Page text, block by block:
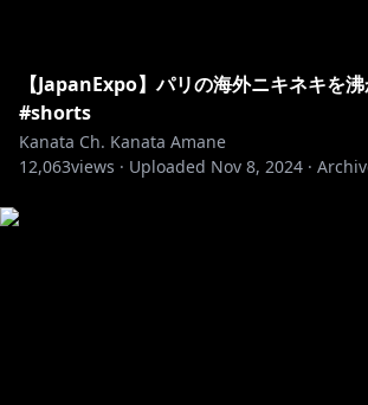
【JapanExpo】パリの海外ニキネキを
#shorts
Kanata Ch. Kanata Amane
12,063views · Uploaded Nov 8, 2024 ·